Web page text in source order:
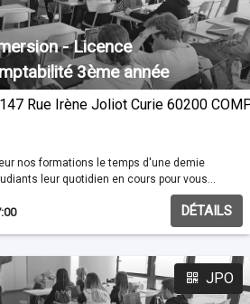
- Licence
3ème année
147 Rue Irène Joliot Curie 60200
nos formations le temps d'une demie
DÉTAILS
JPO